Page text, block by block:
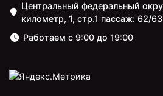
Центральный федеральный
километр, 1, стр.1 пассаж: 62/63
Работаем с 9:00 до 19:00